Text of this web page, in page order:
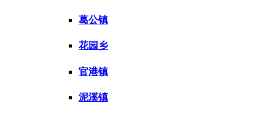
葛公镇
花园乡
官港镇
泥溪镇